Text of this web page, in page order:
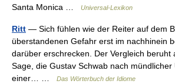
Santa Monica …
Universal-Lexikon
Ritt — Sich fühlen wie der Reiter auf dem
überstandenen Gefahr erst im nachhinein
darüber erschrecken. Der Vergleich beruht
Sage, die Gustav Schwab nach mündlicher
einer… …
Das Wörterbuch der Idiome